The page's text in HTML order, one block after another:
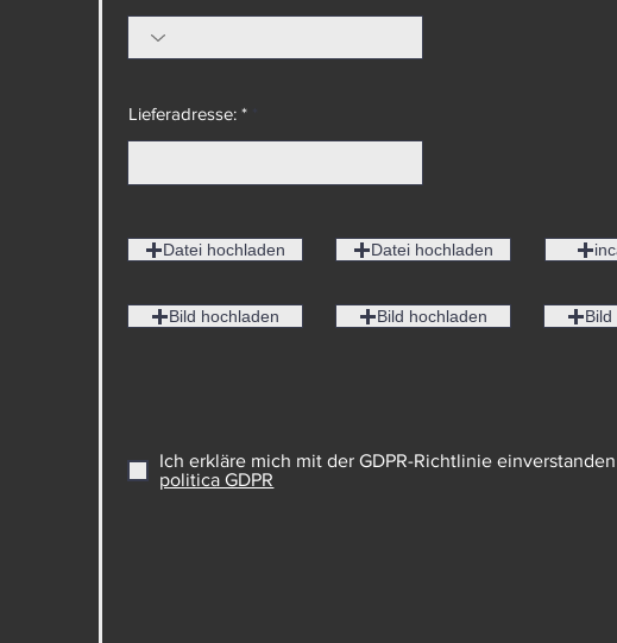
Lieferadresse: *
Datei hochladen
Bild hochladen
Datei hochladen
Bild hochladen Bild
Ich erkläre mich mit der GDPR-Richtlinie
politica GDPR